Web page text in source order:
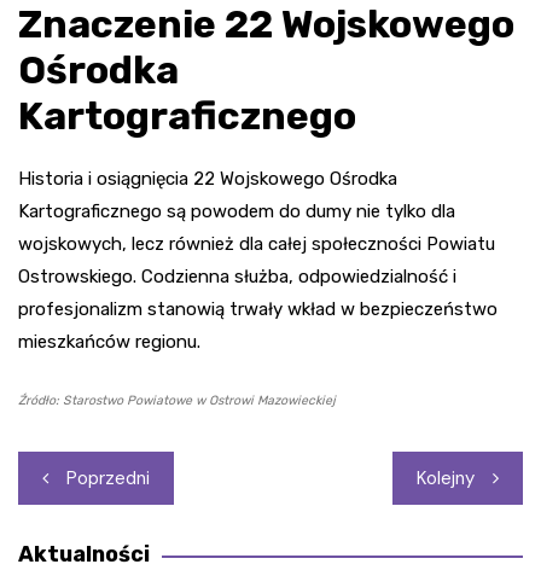
Znaczenie 22 Wojskowego
Ośrodka
Kartograficznego
Historia i osiągnięcia 22 Wojskowego Ośrodka
Kartograficznego są powodem do dumy nie tylko dla
wojskowych, lecz również dla całej społeczności Powiatu
Ostrowskiego. Codzienna służba, odpowiedzialność i
profesjonalizm stanowią trwały wkład w bezpieczeństwo
mieszkańców regionu.
Źródło: Starostwo Powiatowe w Ostrowi Mazowieckiej
Nawigacja
wpisu
Poprzedni Kolejny
Aktualności